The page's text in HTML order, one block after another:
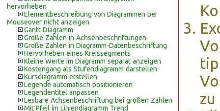
hervorheben
Elementbeschreibung von Diagrammen bei
Mouseover nicht anzeigen
Gantt-Diagramm
Große Zahlen in Achsenbeschriftungen
Große Zahlen in Diagramm-Datenbeschriftung
Hervorheben eines Kreissegments
Kleine Werte im Diagramm separat anzeigen
Kostengang als Stufendiagramm darstellen
Kursdiagramm erstellen
Legende automatisch positionieren
Legendentitel anpassen
Lesbare Achsenbeschriftung bei großen Zahlen
Mit Pfeil im Liniendiagramm Trend